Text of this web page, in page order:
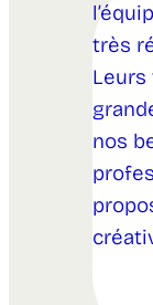
très
Leurs
nos